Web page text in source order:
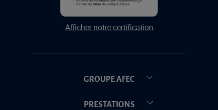
Afficher notre certification
GROUPE AFEC
PRESTATIONS